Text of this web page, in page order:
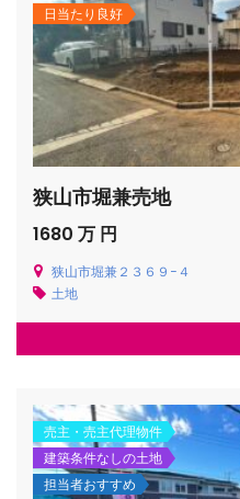
日当たり良好
狭山市堀兼売地
1680 万 円
狭山市堀兼２３６９−４
土地
売主・売主代理物件
建築条件なしの土地
担当者おすすめ
manager/wp-
top-
manager/wp-